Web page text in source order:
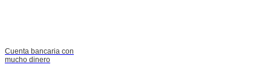
Cuenta bancaria con
mucho dinero